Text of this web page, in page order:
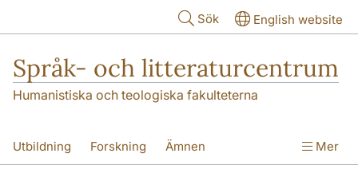
Sök English website
Språk- och litteraturcentrum
Humanistiska och teologiska fakulteterna
Utbildning Forskning Ämnen Mer